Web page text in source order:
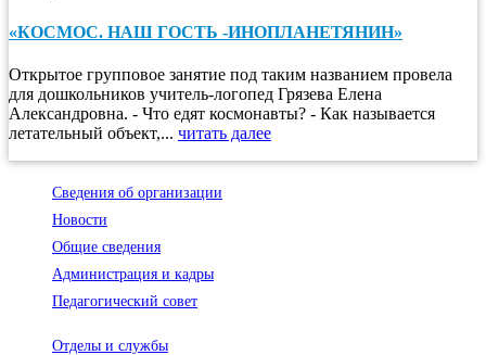
«КОСМОС. НАШ ГОСТЬ -ИНОПЛАНЕТЯНИН»
Открытое групповое занятие под таким названием провела
для дошкольников учитель-логопед Грязева Елена
Александровна. - Что едят космонавты? - Как называется
летательный объект,... читать далее
Сведения об организации
Новости
Общие сведения
Администрация и кадры
Педагогический совет
Отделы и службы